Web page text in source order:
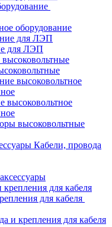
оборудование
для ЛЭП
высоковольтное
высоковольтные
Кабели, провода
для кабеля
и крепления для кабеля